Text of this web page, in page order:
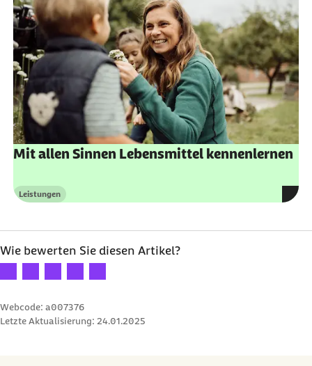
Mit allen Sinnen Lebensmittel kennenlernen
Kategorie
Leistungen
Wie bewerten Sie diesen Artikel?
Ihre Bewertung: 1 Stern
Ihre Bewertung: 2 Sterne
Ihre Bewertung: 3 Sterne
Ihre Bewertung: 4 Sterne
Ihre Bewertung: 5 Sterne
Webcode: a007376
Letzte Aktualisierung: 24.01.2025